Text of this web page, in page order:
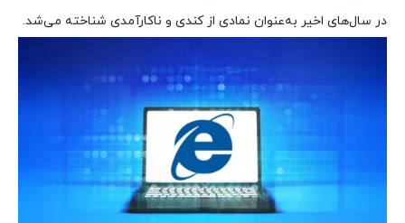
در سال‌های اخیر به‌عنوان نمادی از کندی و ناکارآمدی شناخته می‌شد.